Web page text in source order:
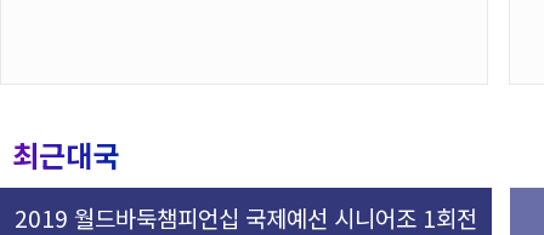
최근대국
2019 월드바둑챔피언십 국제예선 시니어조 1회전